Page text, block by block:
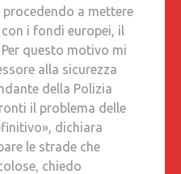
a mettere
i fondi europei, il
questo motivo mi
alla sicurezza
della Polizia
il problema delle
dichiara
le strade che
chiedo